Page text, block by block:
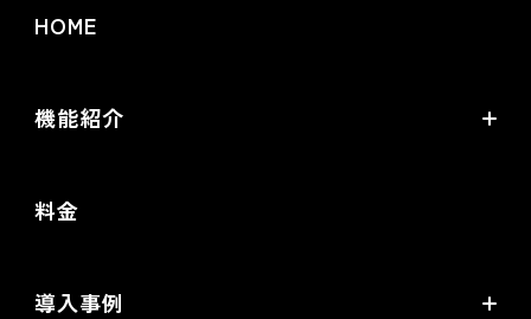
HOME
機能紹介
オムニチャネル・OMO
料金
導入事例